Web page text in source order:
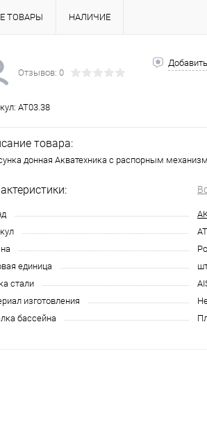
ТОВАРЫ НАЛИЧИЕ
Отзывов: 0
AT03.38
товара:
донная Акватехника с распорным
единица
стали
изготовления
бассейна